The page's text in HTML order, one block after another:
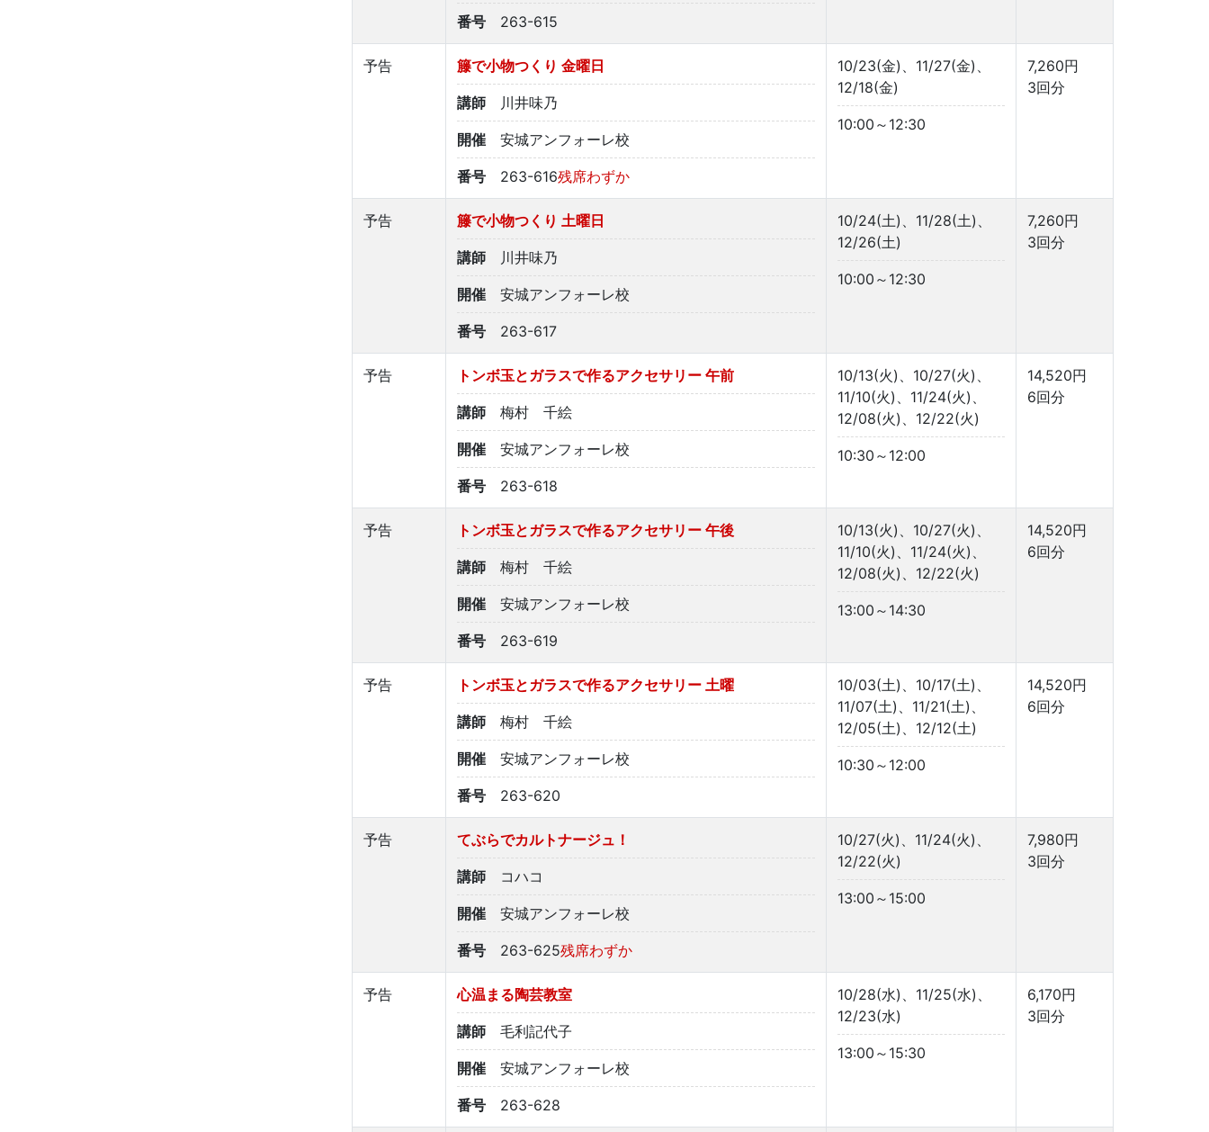
番号 263-615
予告 籐で小物つくり 金曜日
講師 川井味乃
開催 安城アンフォーレ校
番号 263-616残席わずか
10/23(金)、11/27(金)、
12/18(金)
10:00～12:30
7,260円
3回分
予告 籐で小物つくり 土曜日
講師 川井味乃
開催 安城アンフォーレ校
番号 263-617
10/24(土)、11/28(土)、
12/26(土)
10:00～12:30
7,260円
3回分
予告 トンボ玉とガラスで作るアクセサリー 午前
講師 梅村 千絵
開催 安城アンフォーレ校
番号 263-618
10/13(火)、10/27(火)、
11/10(火)、11/24(火)、
12/08(火)、12/22(火)
10:30～12:00
14,520円
6回分
予告 トンボ玉とガラスで作るアクセサリー 午後
講師 梅村 千絵
開催 安城アンフォーレ校
番号 263-619
10/13(火)、10/27(火)、
11/10(火)、11/24(火)、
12/08(火)、12/22(火)
13:00～14:30
14,520円
6回分
予告 トンボ玉とガラスで作るアクセサリー 土曜
講師 梅村 千絵
開催 安城アンフォーレ校
番号 263-620
10/03(土)、10/17(土)、
11/07(土)、11/21(土)、
12/05(土)、12/12(土)
10:30～12:00
14,520円
6回分
予告 てぶらでカルトナージュ！
講師 コハコ
開催 安城アンフォーレ校
番号 263-625残席わずか
10/27(火)、11/24(火)、
12/22(火)
13:00～15:00
7,980円
3回分
予告 心温まる陶芸教室
講師 毛利記代子
開催 安城アンフォーレ校
番号 263-628
10/28(水)、11/25(水)、
12/23(水)
13:00～15:30
6,170円
3回分